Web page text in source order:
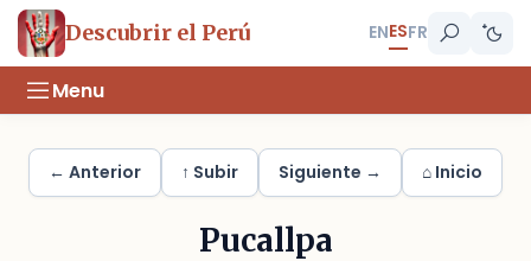
Descubrir el Perú ENESFR
Menu
← Anterior ↑ Subir Siguiente → ⌂ Inicio
Pucallpa